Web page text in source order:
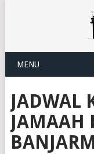
MENU
JADWAL
JAMAAH